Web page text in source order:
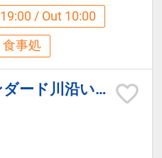
～22:30（60分/1
（税込）
付（事前予約不
が自慢のダイニン
ご用意しておりま
～9:00（最終入場
覚を楽しむ和食会
本温泉の名湯を満
、ご夫婦・カップ
旅行など幅広いお客
本プランです。
/ Out 10:00
食事処
温泉内風呂付 スタンダード川沿いの和室（バス/トイレ付/喫煙可）